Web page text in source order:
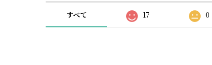
すべて 17 0